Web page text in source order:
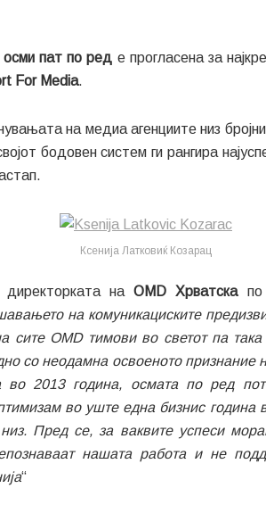
осми пат по ред е прогласена за
For Media.
на медиа агенциите низ
бодовен систем ги рангира
Ксенија Латковиќ Кoзарац
директорката наOMD Хрватскапо
на комуникациските
сите OMD тимови во светот па
со неодамна освоеното признание
во 2013 година, осмата по ред
во уште една бизнис година
Пред се, за ваквите успеси
нашата работа и не
“